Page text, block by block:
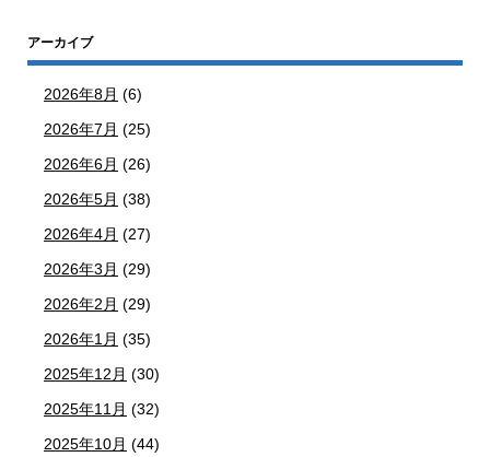
アーカイブ
2026年8月 (6)
2026年7月 (25)
2026年6月 (26)
2026年5月 (38)
2026年4月 (27)
2026年3月 (29)
2026年2月 (29)
2026年1月 (35)
2025年12月 (30)
2025年11月 (32)
2025年10月 (44)